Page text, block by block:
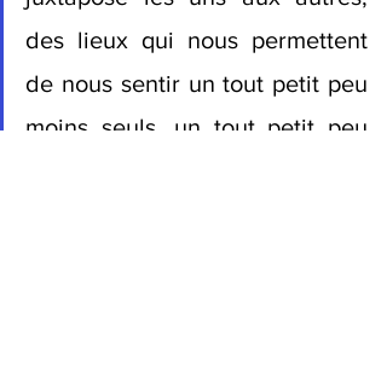
des lieux qui nous permettent
de nous sentir un tout petit peu
moins seuls, un tout petit peu